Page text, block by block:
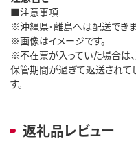
■注意事項
※沖縄県・離島へは配送できま
※画像はイメージです。
※不在票が入っていた場合は
保管期間が過ぎて返送されて
す。
返礼品レビュー